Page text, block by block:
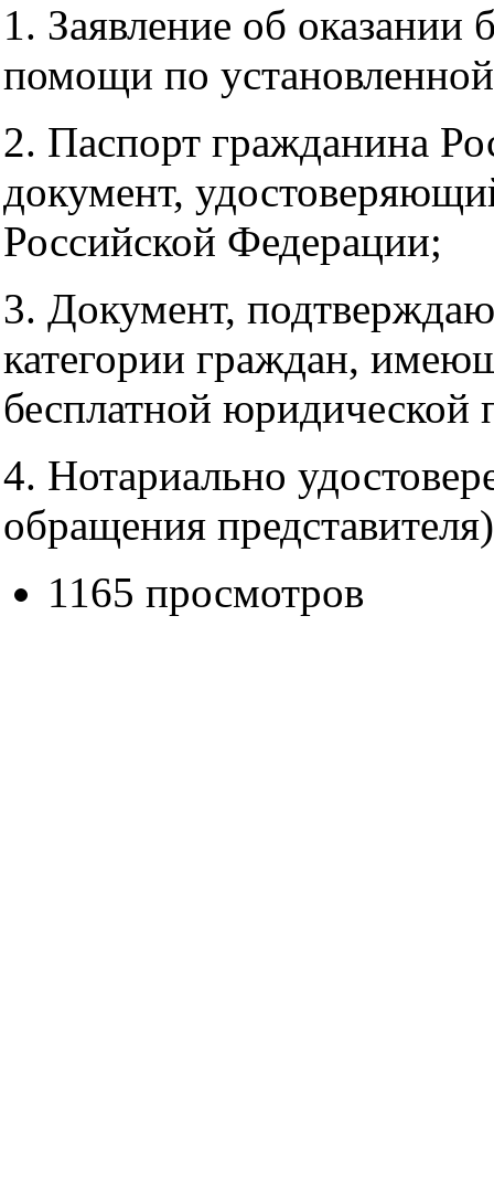
1. Заявление об оказании
помощи по
2. Паспорт гражданина
документ,
Российской Федерации;
3. Документ,
категории граждан,
бесплатной
4. Нотариально
обращения
1165 просмотров